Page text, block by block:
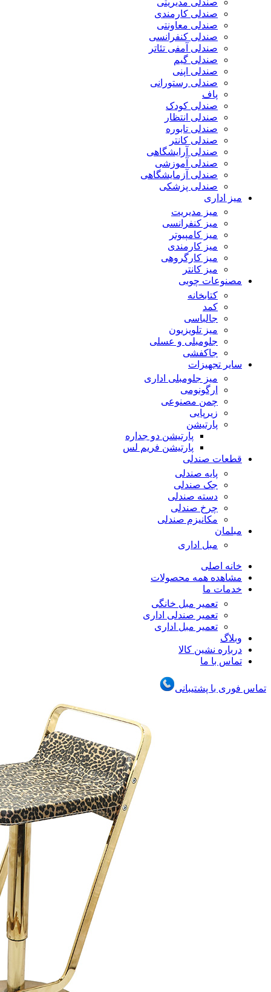
صندلی کارمندی
صندلی معاونتی
صندلی کنفرانسی
صندلی آمفی تئاتر
صندلی گیم
صندلی اپنی
صندلی رستورانی
پاف
صندلی کودک
صندلی انتظار
صندلی تابوره
صندلی کانتر
صندلی آرایشگاهی
صندلی آموزشی
صندلی آزمایشگاهی
صندلی پزشکی
میز اداری
میز مدیریت
میز کنفرانسی
میز کامپیوتر
میز کارمندی
میز کارگروهی
میز کانتر
مصنوعات چوبی
کتابخانه
کمد
جالباسی
میز تلویزیون
جلومبلی و عسلی
جاکفشی
سایر تجهیزات
میز جلومبلی اداری
ارگونومی
چمن مصنوعی
زیرپایی
پارتیشن
پارتیشن دو جداره
پارتیشن فریم لس
قطعات صندلی
پایه صندلی
جک صندلی
دسته صندلی
چرخ صندلی
مکانیزم صندلی
مبلمان
مبل اداری
خانه اصلی
مشاهده همه محصولات
خدمات ما
تعمیر مبل خانگی
تعمیر صندلی اداری
تعمیر مبل اداری
وبلاگ
درباره نشین کالا
تماس با ما
تماس فوری با پشتیبانی